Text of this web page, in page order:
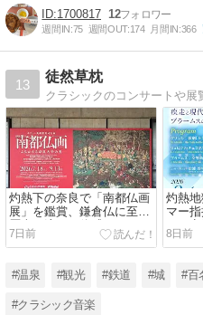
1700817 12
週間IN:75 週間OUT:174 月間IN:366
13
徒然草枕
灼熱下の奈良で「南都仏画
展」を鑑賞、鎌倉仏に至る
歴史の流れを体感する
7日前
灼熱
マー
ーの
8日前
#温泉 #観光 #鉄道 #城 #百
#クラシック音楽